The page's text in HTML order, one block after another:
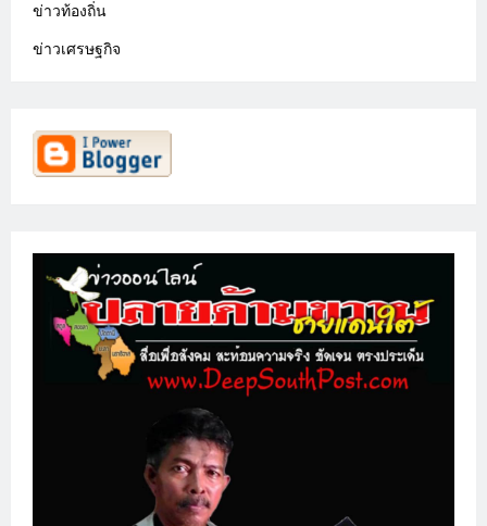
ข่าวท้องถิ่น
ข่าวเศรษฐกิจ